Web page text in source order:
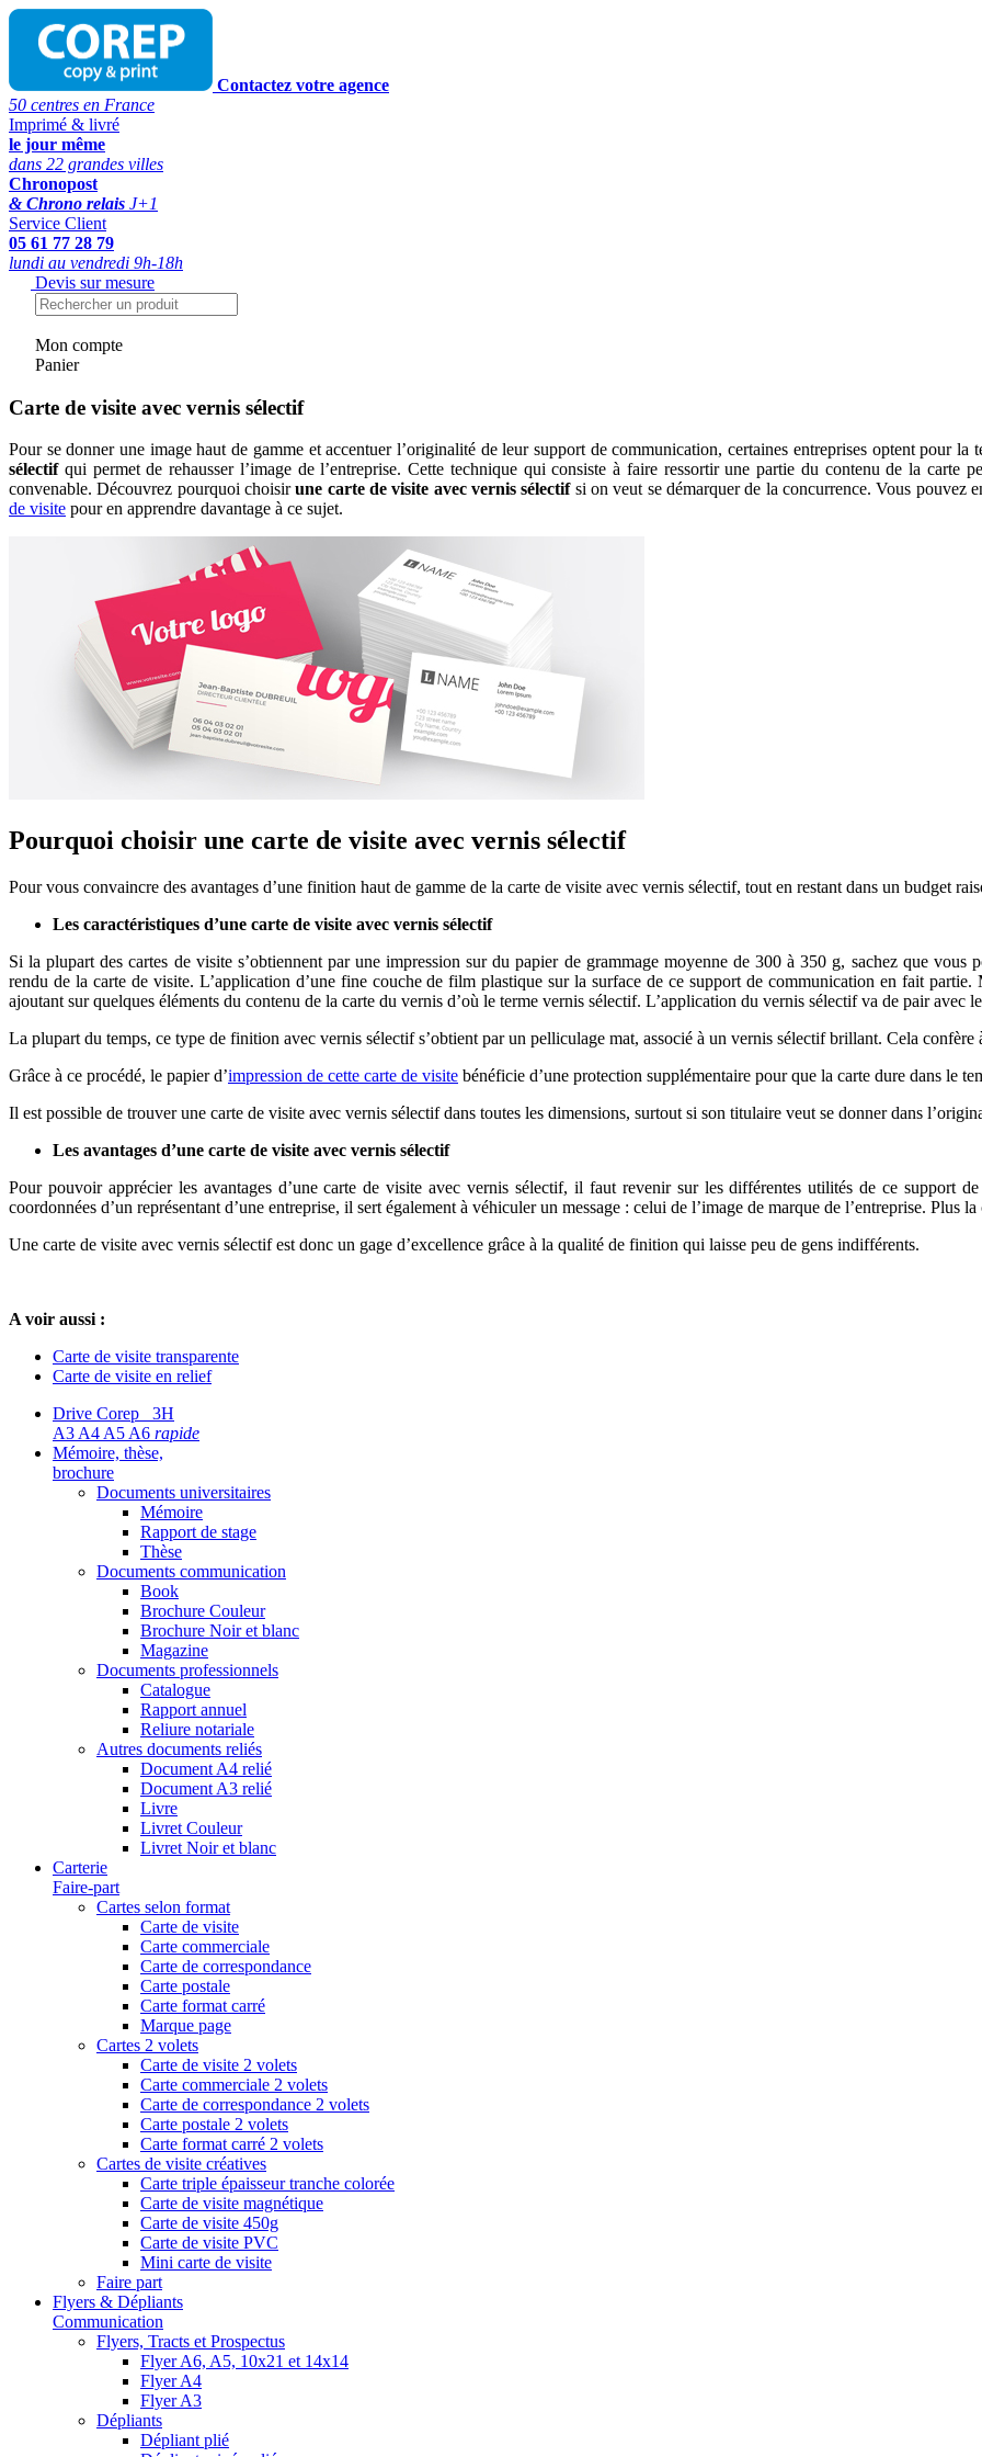
Contactez votre agence
50 centres en France
Imprimé & livré
le jour même
dans 22 grandes villes
Chronopost
& Chrono relais J+1
Service Client
05 61 77 28 79
lundi au vendredi 9h-18h
Devis sur mesure
Mon compte
Panier
Carte de visite avec vernis sélectif
Pour se donner une image haut de gamme et accentuer l’originalité de leur support de communication, certaines entreprises optent pour
sélectifqui permet de rehausser l’image de l’entreprise. Cette technique qui consiste à faire ressortir une partie du contenu de la carte
convenable. Découvrez pourquoi choisirune carte de visite avec vernis sélectifsi on veut se démarquer de la concurrence. Vous pouvez
de visite pour en apprendre davantage à ce sujet.
Pourquoi choisir une carte de visite avec vernis sélectif
Pour vous convaincre des avantages d’une finition haut de gamme de la carte de visite avec vernis sélectif, tout en restant dans un budget
Les caractéristiques d’une carte de visite avec vernis sélectif
Si la plupart des cartes de visite s’obtiennent par une impression sur du papier de grammage moyenne de 300 à 350 g, sachez que
rendu de la carte de visite. L’application d’une fine couche de film plastique sur la surface de ce support de communication en fait
ajoutant sur quelques éléments du contenu de la carte du vernis d’où le terme vernis sélectif. L’application du vernis sélectif va de pair avec
La plupart du temps, ce type de finition avec vernis sélectif s’obtient par un pelliculage mat, associé à un vernis sélectif brillant. Cela
Grâce à ce procédé, le papier d’impression de cette carte de visite bénéficie d’une protection supplémentaire pour que la carte dure dans le
Il est possible de trouver une carte de visite avec vernis sélectif dans toutes les dimensions, surtout si son titulaire veut se donner dans
Les avantages d’une carte de visite avec vernis sélectif
Pour pouvoir apprécier les avantages d’une carte de visite avec vernis sélectif, il faut revenir sur les différentes utilités de ce support
coordonnées d’un représentant d’une entreprise, il sert également à véhiculer un message : celui de l’image de marque de l’entreprise. Plus
Une carte de visite avec vernis sélectif est donc un gage d’excellence grâce à la qualité de finition qui laisse peu de gens indifférents.
A voir aussi :
Carte de visite transparente
Carte de visite en relief
Drive Corep 3H
A3 A4 A5 A6 rapide
Mémoire, thèse,
brochure
Documents universitaires
Mémoire
Rapport de stage
Thèse
Documents communication
Book
Brochure Couleur
Brochure Noir et blanc
Magazine
Documents professionnels
Catalogue
Rapport annuel
Reliure notariale
Autres documents reliés
Document A4 relié
Document A3 relié
Livre
Livret Couleur
Livret Noir et blanc
Carterie
Faire-part
Cartes selon format
Carte de visite
Carte commerciale
Carte de correspondance
Carte postale
Carte format carré
Marque page
Cartes 2 volets
Carte de visite 2 volets
Carte commerciale 2 volets
Carte de correspondance 2 volets
Carte postale 2 volets
Carte format carré 2 volets
Cartes de visite créatives
Carte triple épaisseur tranche colorée
Carte de visite magnétique
Carte de visite 450g
Carte de visite PVC
Mini carte de visite
Faire part
Flyers & Dépliants
Communication
Flyers, Tracts et Prospectus
Flyer A6, A5, 10x21 et 14x14
Flyer A4
Flyer A3
Dépliants
Dépliant plié